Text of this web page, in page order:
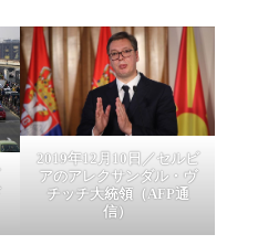
2019年12月10日／セルビ
アのアレクサンダル・ヴ
チッチ大統領（AFP通
信）